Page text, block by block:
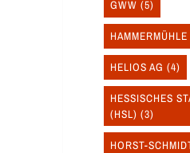
GWW (5)
HELIOS AG (4)
HESSISCHES
(HSL) (3)
HORST-